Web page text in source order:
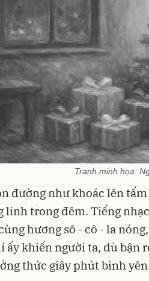
Tranh minh họa:
đường như khoác lên
linh trong đêm. Tiếng
hương sô - cô - la
ấy khiến người ta, dù bận
thức giây phút bình yên